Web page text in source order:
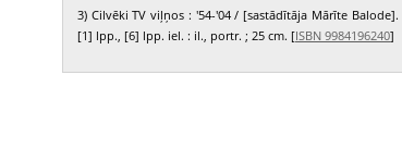
3) Cilvēki TV viļņos : '54-'04 / [sastādītāja Mārīte Balode].
[1] lpp., [6] lpp. iel. : il., portr. ; 25 cm. [ISBN 9984196240]